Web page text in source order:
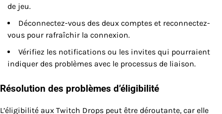
de jeu.
Déconnectez-vous des deux comptes et reconnectez-
vous pour rafraîchir la connexion.
Vérifiez les notifications ou les invites qui pourraient
indiquer des problèmes avec le processus de liaison.
Résolution des problèmes d’éligibilité
L’éligibilité aux Twitch Drops peut être déroutante, car elle